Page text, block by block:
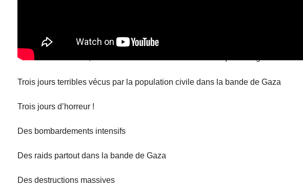
Du 3 au 6 mai 2019
Trois jours terribles vécus par la population civile dans la bande de Gaza
Trois jours d’horreur !
Des bombardements intensifs
Des raids partout dans la bande de Gaza
Des destructions massives